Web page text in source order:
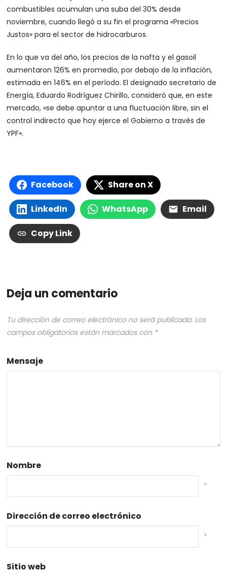
combustibles acumulan una suba del 30% desde
noviembre, cuando llegó a su fin el programa «Precios
Justos» para el sector de hidrocarburos.
En lo que va del año, los precios de la nafta y el gasoil
aumentaron 126% en promedio, por debajo de la inflación,
estimada en 146% en el período. El designado secretario de
Energía, Eduardo Rodríguez Chirillo, consideró que, en este
mercado, «se debe apuntar a una fluctuación libre, sin el
control indirecto que hoy ejerce el Gobierno a través de
YPF».
Facebook Share on X
LinkedIn WhatsApp Email
Copy Link
Deja un comentario
Tu dirección de correo electrónico no será publicada. Los
campos obligatorios están marcados con *
Mensaje
Nombre
*
Dirección de correo electrónico
*
Sitio web